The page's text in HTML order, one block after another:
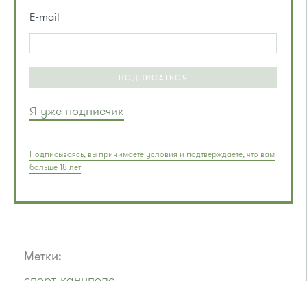
E-mail
ПОДПИСАТЬСЯ
Я уже подписчик
Подписываясь, вы принимаете условия и подтверждаете, что вам
больше 18 лет
Метки: